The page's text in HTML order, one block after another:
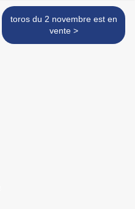
toros du 2 novembre est en
vente >